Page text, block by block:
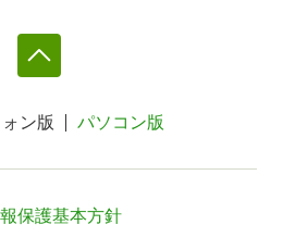
ン版 パソコン版
保護基本方針